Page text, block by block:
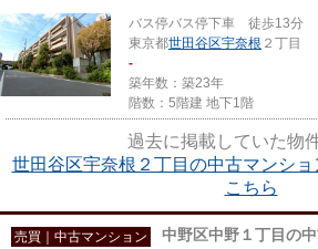
バス停バス停下車 徒歩13分
東京都世田谷区宇奈根 ２丁目
-
築年数：築23年
階数：5階建 地下1階
過去に掲載していた物
世田谷区宇奈根２丁目の中古マンシ
こちら
売買｜中古マンション 中野区中野１丁目の